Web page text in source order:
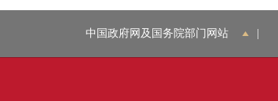
中国政府网及国务院部门网站